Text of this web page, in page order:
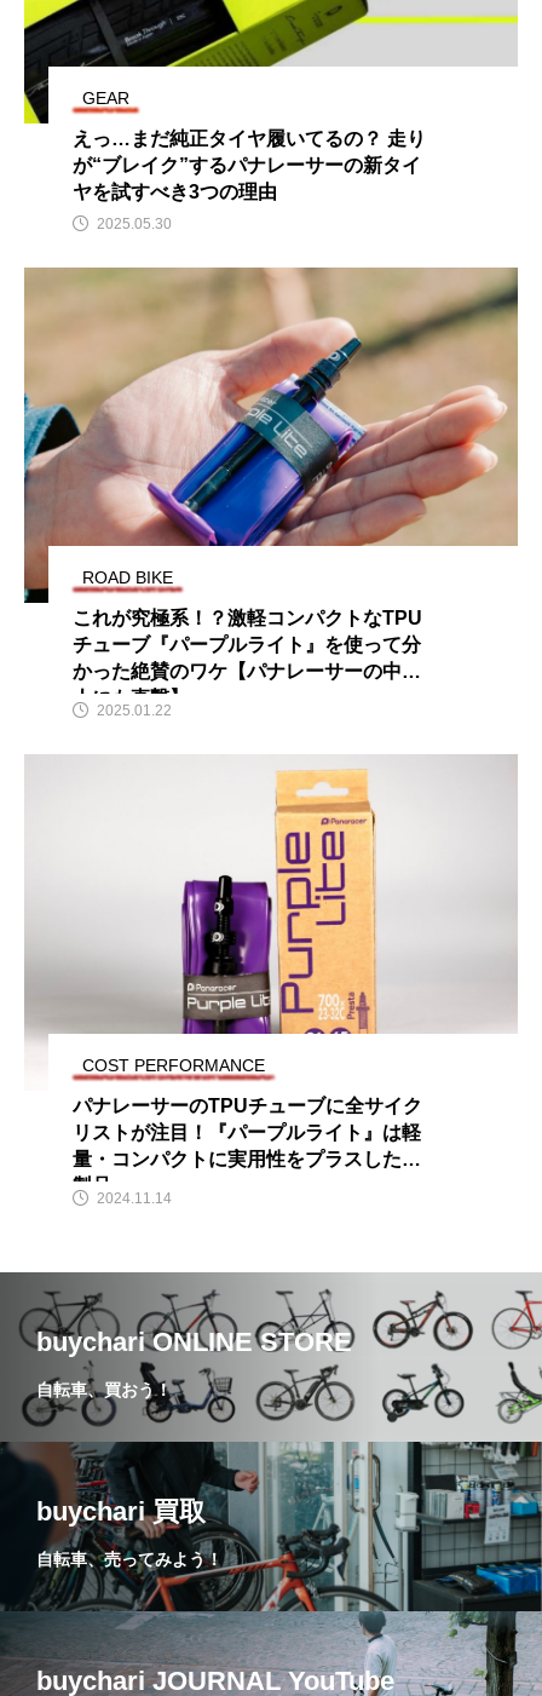
GEAR
えっ…まだ純正タイヤ履いてるの？ 走り
が“ブレイク”するパナレーサーの新タイ
ヤを試すべき3つの理由
2025.05.30
ROAD BIKE
これが究極系！？激軽コンパクトなTPU
チューブ『パープルライト』を使って分
かった絶賛のワケ【パナレーサーの中の
人にも直撃】
2025.01.22
COST PERFORMANCE
パナレーサーのTPUチューブに全サイク
リストが注目！『パープルライト』は軽
量・コンパクトに実用性をプラスした新
製品
2024.11.14
buychari ONLINE STORE
自転車、買おう！
buychari 買取
自転車、売ってみよう！
buychari JOURNAL YouTube